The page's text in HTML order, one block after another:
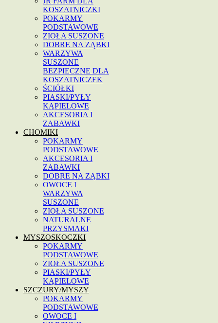
KOSZATNICZKI
POKARMY
PODSTAWOWE
ZIOŁA SUSZONE
DOBRE NA ZĄBKI
WARZYWA
SUSZONE
BEZPIECZNE DLA
KOSZATNICZEK
ŚCIÓŁKI
PIASKI/PYŁY
KĄPIELOWE
AKCESORIA I
ZABAWKI
CHOMIKI
POKARMY
PODSTAWOWE
AKCESORIA I
ZABAWKI
DOBRE NA ZĄBKI
OWOCE I
WARZYWA
SUSZONE
ZIOŁA SUSZONE
NATURALNE
PRZYSMAKI
MYSZOSKOCZKI
POKARMY
PODSTAWOWE
ZIOŁA SUSZONE
PIASKI/PYŁY
KĄPIELOWE
SZCZURY/MYSZY
POKARMY
PODSTAWOWE
OWOCE I